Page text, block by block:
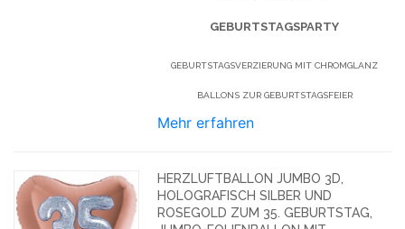
GEBURTSTAGSPARTY
GEBURTSTAGSVERZIERUNG MIT CHROMGLANZ
BALLONS ZUR GEBURTSTAGSFEIER
Mehr erfahren
HERZLUFTBALLON JUMBO 3D,
HOLOGRAFISCH SILBER UND
ROSEGOLD ZUM 35. GEBURTSTAG,